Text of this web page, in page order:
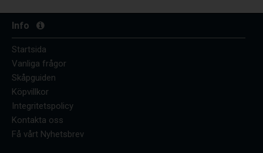
Info
Startsida
Vanliga frågor
Skåpguiden
Köpvillkor
Integritetspolicy
Kontakta oss
Få vårt Nyhetsbrev